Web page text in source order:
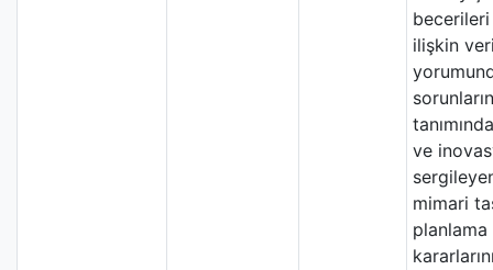
ilişkin
sorunların
ve
mimari
planlama